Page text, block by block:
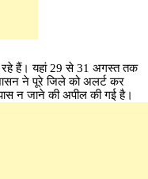
रहे हैं। यहां 29 से 31 अगस्त तक
ने पूरे जिले को अलर्ट कर
न जाने की अपील की गई है।